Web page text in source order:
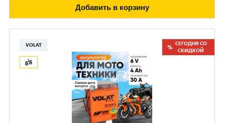
Добавить в корзину
VOLAT
СЕГОДНЯ СО
СКИДКОЙ